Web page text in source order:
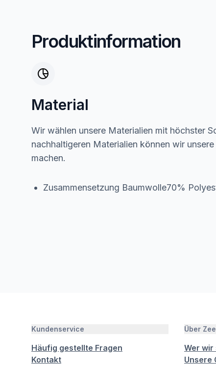
Produktinformation
Material
Wir wählen unsere Materialien mit höchster
nachhaltigeren Materialien können wir
machen.
Zusammensetzung Baumwolle70%
Kundenservice
Häufig gestellte Fragen
Kontakt
Über
Wer wir
Unsere